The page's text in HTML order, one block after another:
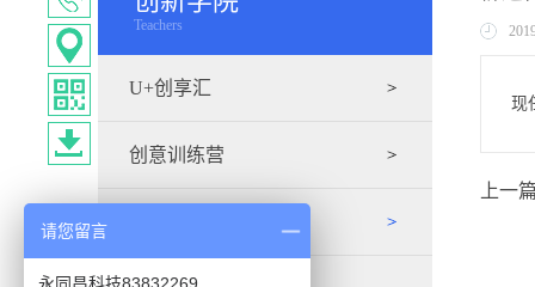
Teachers
U+创享汇
创意训练营
现
上一
请您留言